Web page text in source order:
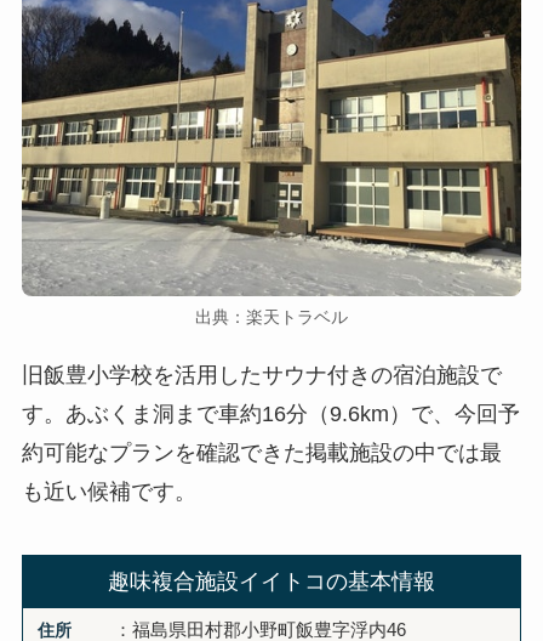
出典：楽天トラベル
旧飯豊小学校を活用したサウナ付きの宿泊施設で
す。あぶくま洞まで車約16分（9.6km）で、今回予
約可能なプランを確認できた掲載施設の中では最
も近い候補です。
趣味複合施設イイトコの基本情報
住所 ：福島県田村郡小野町飯豊字浮内46